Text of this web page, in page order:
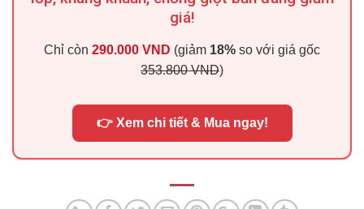
giá!
Chỉ còn 290.000 VND (giảm 18% so với giá gốc
353.800 VND)
👉 Xem chi tiết & Mua ngay!